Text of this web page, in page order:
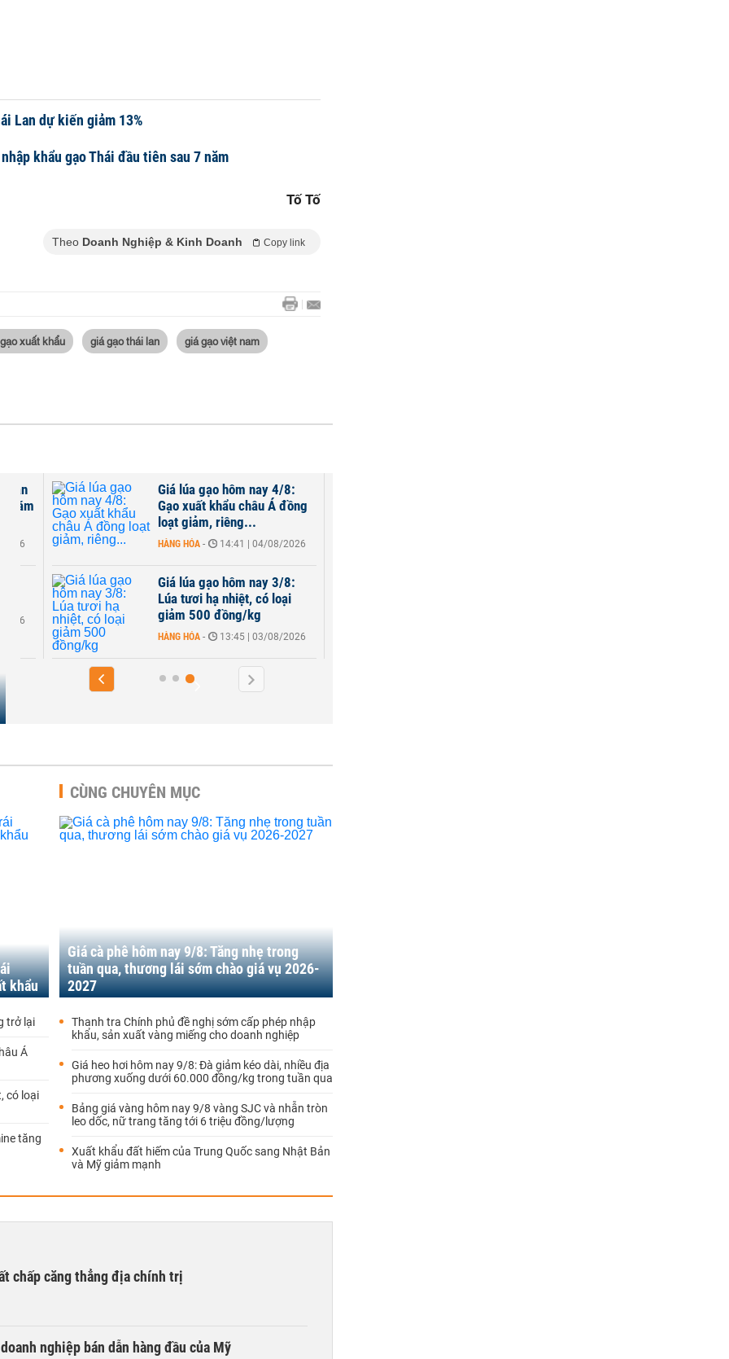
Lan dự kiến giảm 13%
khẩu gạo Thái đầu tiên sau 7 năm
Tố Tố
Theo Doanh Nghiệp & Kinh Doanh Copy link
xuất khẩu giá gạo thái lan giá gạo việt nam
Lan
năm
2026
2026
Giá lúa gạo hôm nay 4/8:
Gạo xuất khẩu châu Á đồng
loạt giảm, riêng...
HÀNG HÓA - 14:41 | 04/08/2026
Giá lúa gạo hôm nay 3/8:
Lúa tươi hạ nhiệt, có loại
giảm 500 đồng/kg
HÀNG HÓA - 13:45 | 03/08/2026
khẩu
trở lại
Á
có loại
tăng
CÙNG CHUYÊN MỤC
Giá cà phê hôm nay 9/8: Tăng nhẹ trong
tuần qua, thương lái sớm chào giá vụ 2026-
2027
Thanh tra Chính phủ đề nghị sớm cấp phép nhập
khẩu, sản xuất vàng miếng cho doanh nghiệp
Giá heo hơi hôm nay 9/8: Đà giảm kéo dài, nhiều địa
phương xuống dưới 60.000 đồng/kg trong tuần qua
Bảng giá vàng hôm nay 9/8 vàng SJC và nhẫn tròn
leo dốc, nữ trang tăng tới 6 triệu đồng/lượng
Xuất khẩu đất hiếm của Trung Quốc sang Nhật Bản
và Mỹ giảm mạnh
chấp căng thẳng địa chính trị
nghiệp bán dẫn hàng đầu của Mỹ